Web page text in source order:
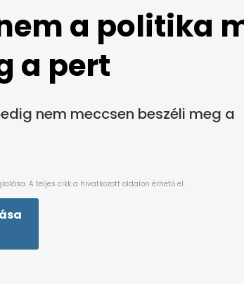
a politika
a pert
nem meccsen beszéli meg a